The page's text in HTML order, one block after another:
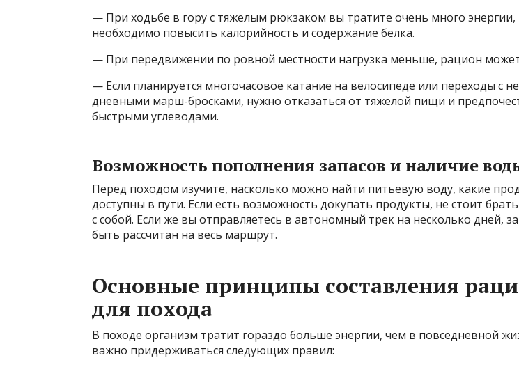
— При ходьбе в гору с тяжелым рюкзаком вы тратите очень много энергии,
необходимо повысить калорийность и содержание белка.
— При передвижении по ровной местности нагрузка меньше, рацион
— Если планируется многочасовое катание на велосипеде или переходы с
дневными марш-бросками, нужно отказаться от тяжелой пищи и
быстрыми углеводами.
Возможность пополнения запасов и наличие
Перед походом изучите, насколько можно найти питьевую воду, какие
доступны в пути. Если есть возможность докупать продукты, не стоит
с собой. Если же вы отправляетесь в автономный трек на несколько дней,
быть рассчитан на весь маршрут.
Основные принципы составления
для похода
В походе организм тратит гораздо больше энергии, чем в повседневной
важно придерживаться следующих правил: